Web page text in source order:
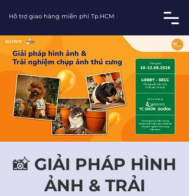
Hỗ trợ giao hàng miễn phí Tp.HCM
📸 GIẢI PHÁP HÌNH
ẢNH & TRẢI